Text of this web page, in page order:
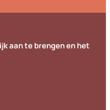
aan te brengen en het